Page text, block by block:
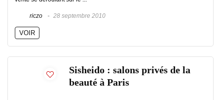
riczo 28 septembre 2010
VOIR
Sisheido : salons privés de la
beauté à Paris